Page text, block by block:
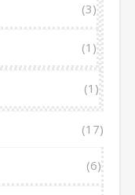
(3)
(1)
(1)
(17)
(6)